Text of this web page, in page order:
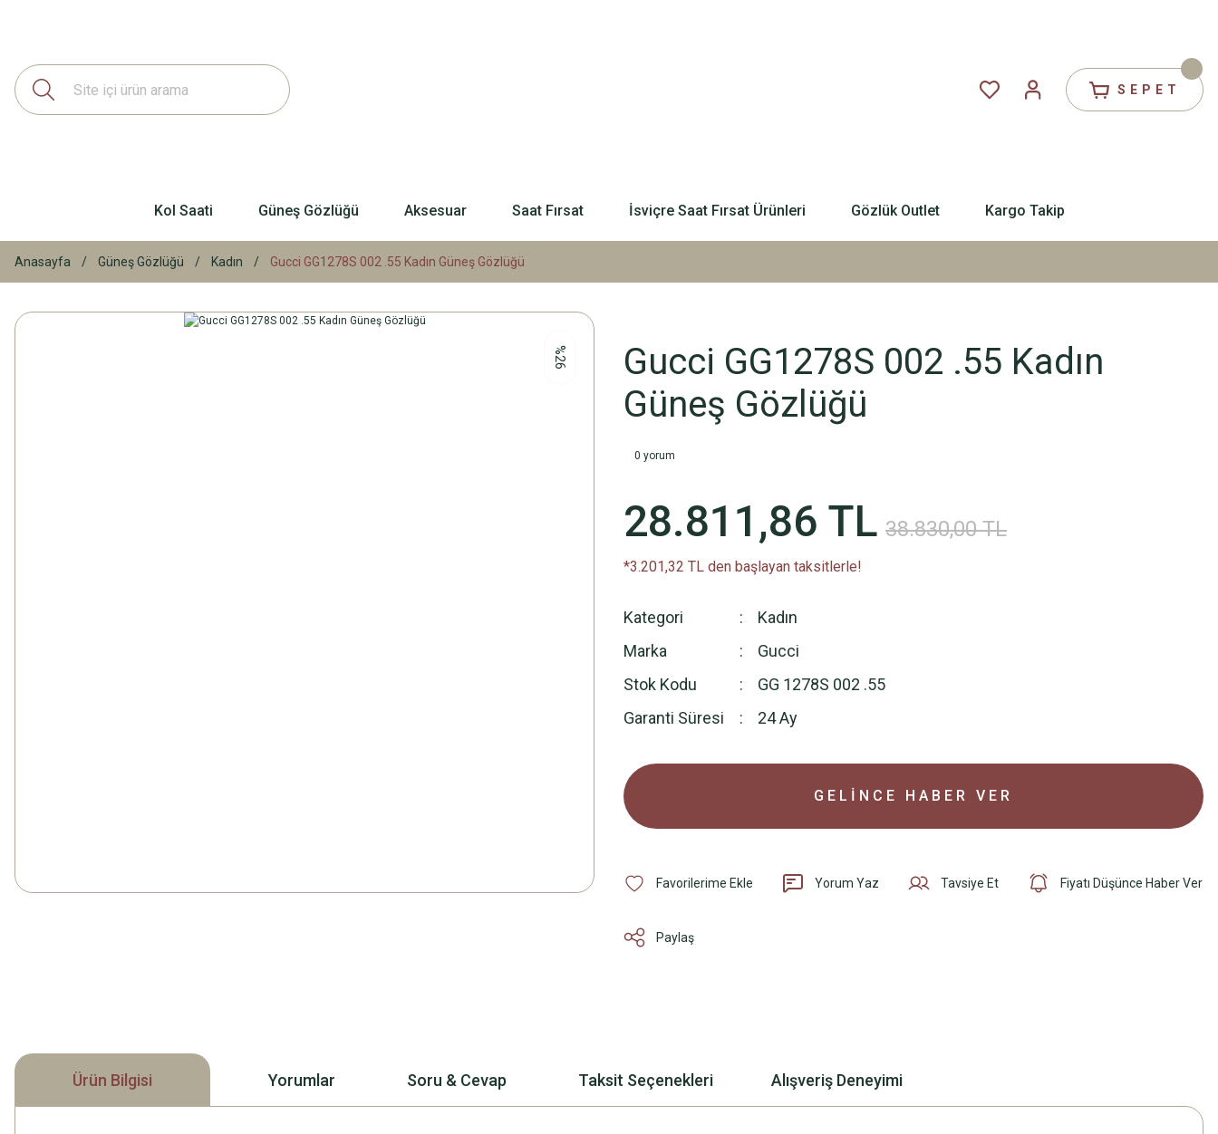
SEPET
Kol Saati Güneş Gözlüğü Aksesuar Saat Fırsat İsviçre Saat Fırsat Ürünleri Gözlük Outlet Kargo Takip
Anasayfa Güneş Gözlüğü Kadın Gucci GG1278S 002 .55 Kadın Güneş Gözlüğü
%26
Gucci GG1278S 002 .55 Kadın
Güneş Gözlüğü
0 yorum
28.811,86 TL 38.830,00 TL
*3.201,32 TL den başlayan taksitlerle!
Kategori
Kadın
Marka
Gucci
Stok Kodu
GG 1278S 002 .55
Garanti Süresi
24 Ay
GELİNCE HABER VER
Yorum Yaz Tavsiye Et Fiyatı Düşünce Haber Ver
Paylaş
Ürün Bilgisi Yorumlar Soru & Cevap Taksit Seçenekleri Alışveriş Deneyimi